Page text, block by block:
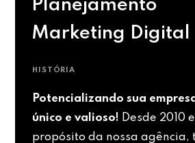
Planejamento
Marketing Digital
HISTÓRIA
Potencializando sua
único e valioso! Desde 2010
propósito da nossa agência,